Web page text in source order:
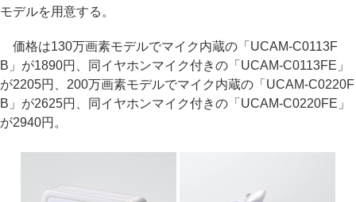
モデルを用意する。
価格は130万画素モデルでマイク内蔵の「UCAM-C0113F
B」が1890円、同イヤホンマイク付きの「UCAM-C0113FE」
が2205円、200万画素モデルでマイク内蔵の「UCAM-C0220F
B」が2625円、同イヤホンマイク付きの「UCAM-C0220FE」
が2940円。